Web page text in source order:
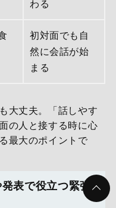
わる
初対面でも自
然に会話が始
まる
大丈夫。「話しやす
の人と接する時に心
最大のポイントで
表で役立つ緊張